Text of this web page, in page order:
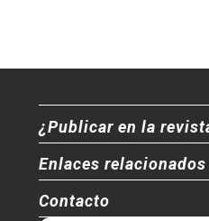
¿Publicar en la
Enlaces relacionados
Contacto